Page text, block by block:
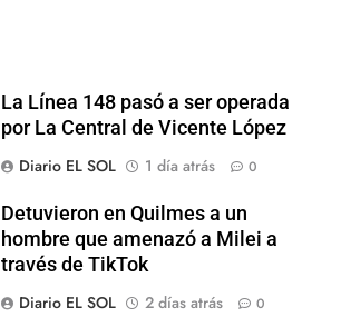
La Línea 148 pasó a ser operada
por La Central de Vicente López
Diario EL SOL
1 día atrás 0
Detuvieron en Quilmes a un
hombre que amenazó a Milei a
través de TikTok
Diario EL SOL
2 días atrás 0